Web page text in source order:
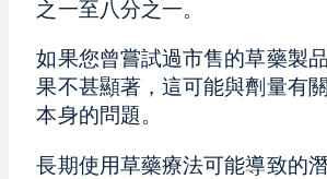
之一至八分之一。
如果您曾嘗試過市售的草藥製
果不甚顯著，這可能與劑量有
本身的問題。
長期使用草藥療法可能導致的